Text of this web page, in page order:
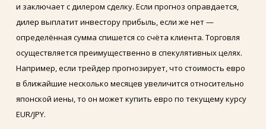
и заключает с дилером сделку. Если прогноз оправдается,
дилер выплатит инвестору прибыль, если же нет —
определённая сумма спишется со счёта клиента. Торговля
осуществляется преимущественно в спекулятивных целях.
Например, если трейдер прогнозирует, что стоимость евро
в ближайшие несколько месяцев увеличится относительно
японской иены, то он может купить евро по текущему курсу
EUR/JPY.